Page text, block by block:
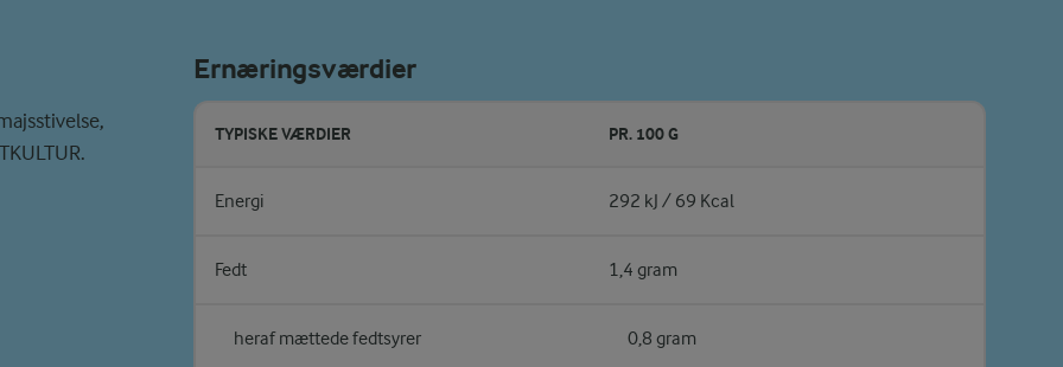
Ernæringsværdier
TYPISKE VÆRDIER PR. 100 G
Energi 292 kJ / 69 Kcal
Fedt 1,4 gram
heraf mættede fedtsyrer 0,8 gram